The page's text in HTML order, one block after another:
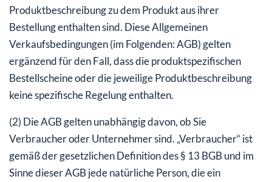
Produktbeschreibung zu dem Produkt aus ihrer
Bestellung enthalten sind. Diese Allgemeinen
Verkaufsbedingungen (im Folgenden: AGB) gelten
ergänzend für den Fall, dass die produktspezifischen
Bestellscheine oder die jeweilige Produktbeschreibung
keine spezifische Regelung enthalten.
(2) Die AGB gelten unabhängig davon, ob Sie
Verbraucher oder Unternehmer sind. „Verbraucher“ ist
gemäß der gesetzlichen Definition des § 13 BGB und im
Sinne dieser AGB jede natürliche Person, die ein